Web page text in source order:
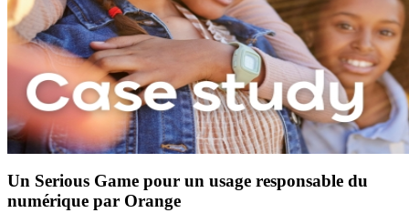
Un Serious Game pour un usage responsable du
numérique par Orange